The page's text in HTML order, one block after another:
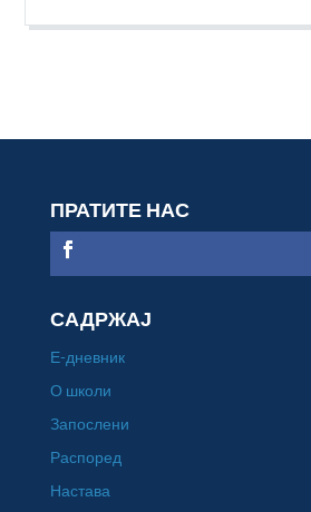
ПРАТИТЕ НАС
САДРЖАЈ
Е-дневник
О школи
Запослени
Распоред
Настава